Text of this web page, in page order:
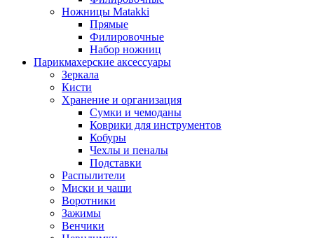
Ножницы Matakki
Прямые
Филировочные
Набор ножниц
Парикмахерские аксессуары
Зеркала
Кисти
Хранение и организация
Сумки и чемоданы
Коврики для инструментов
Кобуры
Чехлы и пеналы
Подставки
Распылители
Миски и чаши
Воротники
Зажимы
Венчики